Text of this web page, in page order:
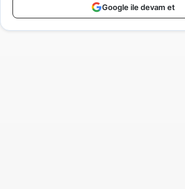
Google ile devam et